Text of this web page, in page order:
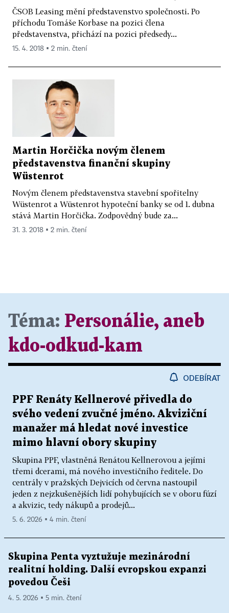
ČSOB Leasing mění představenstvo společnosti. Po
příchodu Tomáše Korbase na pozici člena
představenstva, přichází na pozici předsedy...
15. 4. 2018 ▪ 2 min. čtení
Martin Horčička novým členem
představenstva finanční skupiny
Wüstenrot
Novým členem představenstva stavební spořitelny
Wüstenrot a Wüstenrot hypoteční banky se od 1. dubna
stává Martin Horčička. Zodpovědný bude za...
31. 3. 2018 ▪ 2 min. čtení
Téma: Personálie, aneb
kdo-odkud-kam
ODEBÍRAT
PPF Renáty Kellnerové přivedla do
svého vedení zvučné jméno. Akviziční
manažer má hledat nové investice
mimo hlavní obory skupiny
Skupina PPF, vlastněná Renátou Kellnerovou a jejími
třemi dcerami, má nového investičního ředitele. Do
centrály v pražských Dejvicích od června nastoupil
jeden z nejzkušenějších lidí pohybujících se v oboru fúzí
a akvizic, tedy nákupů a prodejů...
5. 6. 2026 ▪ 4 min. čtení
Skupina Penta vyztužuje mezinárodní
realitní holding. Další evropskou expanzi
povedou Češi
4. 5. 2026 ▪ 5 min. čtení